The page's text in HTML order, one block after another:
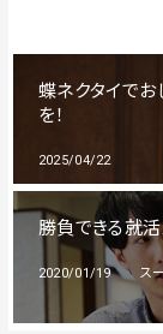
蝶ネクタイで
を！
2025/04/22
勝負できる就活
2020/01/19
ス